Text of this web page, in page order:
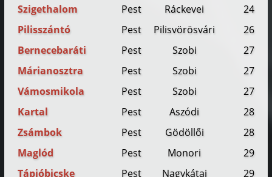
Szigethalom Pest Ráckevei
24
Pilisszántó
Pest Pilisvörösvári
26
Bernecebaráti
Pest Szobi
27
Márianosztra
Pest Szobi
27
Vámosmikola
Pest Szobi
27
Kartal
Pest Aszódi
28
Zsámbok
Pest Gödöllői
28
Maglód
Pest Monori
29
Tápióbicske
Pest Nagykátai
29